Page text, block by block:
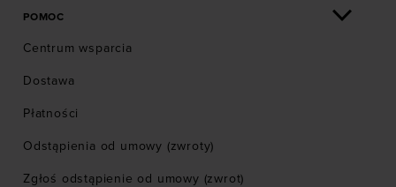
POMOC
Centrum wsparcia
Dostawa
Płatności
Odstąpienia od umowy (zwroty)
Zgłoś odstąpienie od umowy (zwrot)